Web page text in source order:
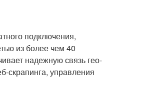
подключения,
из более чем 40
надежную связь гео-
скрапинга, управления